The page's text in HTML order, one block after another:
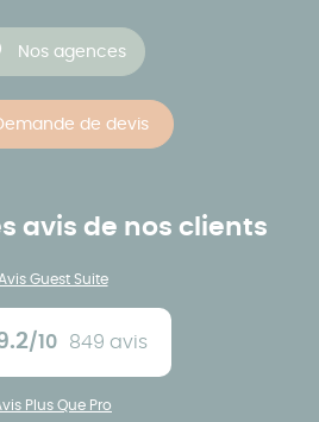
Nos agences
de devis
avis de nos clients
Avis Guest Suite
moyenne :
/10 849 avis
Plus Que Pro